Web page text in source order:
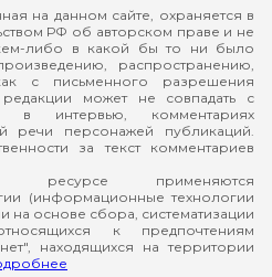
на данном сайте, охраняется в
РФ об авторском праве и не
либо в какой бы то ни было
распространению,
с письменного разрешения
может не совпадать с
в интервью, комментариях
речи персонажей публикаций.
за текст комментариев
ресурсе применяются
(информационные технологии
основе сбора, систематизации
к предпочтениям
находящихся на территории